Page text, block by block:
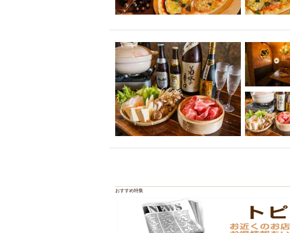
カニ
カフェ ジビエ
ホッピー
焼肉 電気
マイク
サッポロ 昼
市立病院前駅周辺
中華
綺麗orお洒落なトイレ
ラ
クラフトビール
鉄板焼き
壺川駅周辺
秋限定メニ
おすすめ特集